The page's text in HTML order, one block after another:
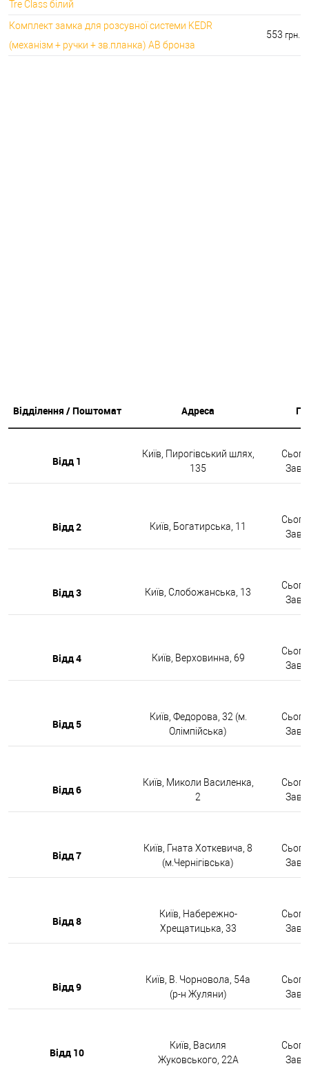
Tre Class білий
Комплект замка для розсувної системи KEDR
(механізм + ручки + зв.планка) AB бронза
553 грн.
Відділення / Поштомат Адреса
Відд 1
Київ, Пирогівський шлях,
135
Відд 2 Київ, Богатирська, 11
Відд 3 Київ, Слобожанська, 13
Відд 4 Київ, Верховинна, 69
Відд 5
Київ, Федорова, 32 (м.
Олімпійська)
Відд 6
Київ, Миколи Василенка,
2
Відд 7
Київ, Гната Хоткевича, 8
(м.Чернігівська)
Відд 8
Київ, Набережно-
Хрещатицька, 33
Відд 9
Київ, В. Чорновола, 54а
(р-н Жуляни)
Відд 10
Київ, Василя
Жуковського, 22А